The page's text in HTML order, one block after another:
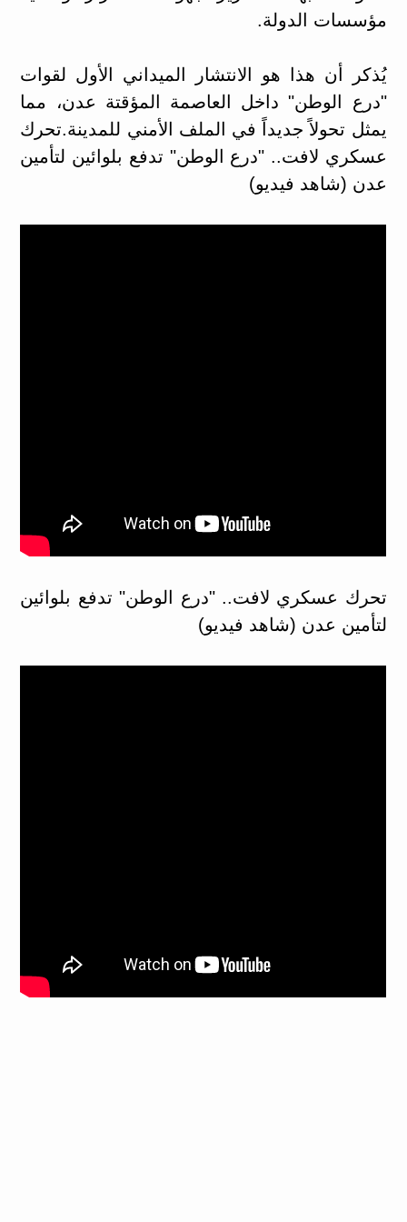
مؤسسات الدولة.
​يُذكر أن هذا هو الانتشار الميداني الأول لقوات
"درع الوطن" داخل العاصمة المؤقتة عدن، مما
يمثل تحولاً جديداً في الملف الأمني للمدينة.​تحرك
عسكري لافت.. "درع الوطن" تدفع بلوائين لتأمين
عدن (شاهد فيديو)
​تحرك عسكري لافت.. "درع الوطن" تدفع بلوائين
لتأمين عدن (شاهد فيديو)